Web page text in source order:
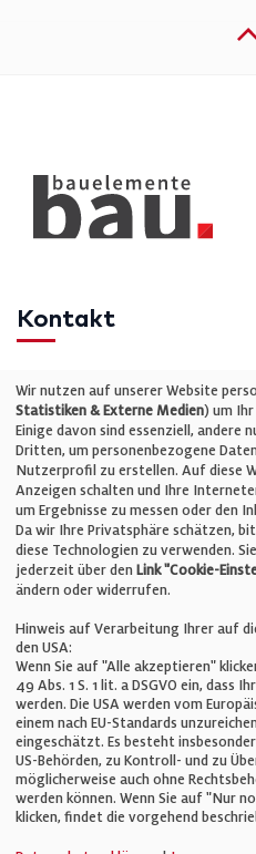
Kontakt
Telefon: +49 (0)711 2585563-0
E-Mail:info@bauelemente-
Unternehmen
Impressum
Cookie-Einstellungen
AGB
Wir nutzen auf unserer Website
Statistiken & Externe Medien) um
Einige davon sind essenziell, andere
Dritten, um personenbezogene
Nutzerprofil zu erstellen. Auf diese
Anzeigen schalten und Ihre
um Ergebnisse zu messen oder den
Da wir Ihre Privatsphäre schätzen,
diese Technologien zu verwenden.
jederzeit über den Link "Cookie-
ändern oder widerrufen.
Hinweis auf Verarbeitung Ihrer auf
den USA:
Wenn Sie auf "Alle akzeptieren"
49 Abs. 1 S. 1 lit. a DSGVO ein, dass
werden. Die USA werden vom
einem nach EU-Standards
eingeschätzt. Es besteht
US-Behörden, zu Kontroll- und zu
möglicherweise auch ohne
werden können. Wenn Sie auf "Nur
klicken, findet die vorgehend